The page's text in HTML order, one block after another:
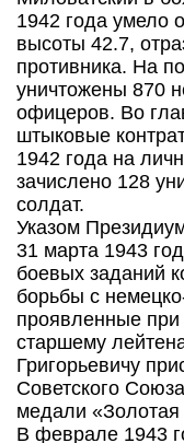
1942 года умело
высоты 42.7,
противника. На
уничтожены 870
офицеров. Во
штыковые
1942 года на
зачислено 128
солдат.
Указом
31 марта 1943
боевых заданий
борьбы с
проявленные при
старшему
Григорьевичу
Советского
медали
В феврале 1943